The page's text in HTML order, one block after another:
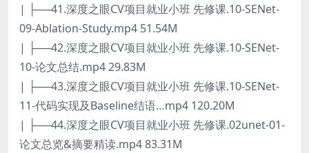
| ├──41.深度之眼CV项目就业小班 先修课.10-SENet-
09-Ablation-Study.mp4 51.54M
| ├──42.深度之眼CV项目就业小班 先修课.10-SENet-
10-论文总结.mp4 29.83M
| ├──43.深度之眼CV项目就业小班 先修课.10-SENet-
11-代码实现及Baseline结语…mp4 120.20M
| ├──44.深度之眼CV项目就业小班 先修课.02unet-01-
论文总览&摘要精读.mp4 83.31M